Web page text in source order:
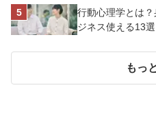
行動心理学とは
ジネス使える13
もっ